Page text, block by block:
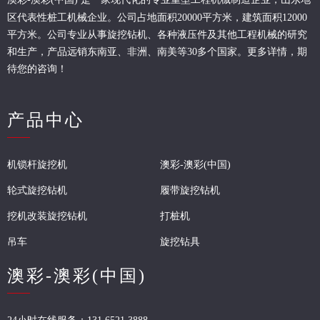
区代表性桩工机械企业。 公司占地面积20000平方米，建筑面积12000
平方米。公司专业从事旋挖钻机、各种液压件及其他工程机械的研究
和生产，产品远销东南亚、非洲、南美等30多个国家。更多详情，期
待您的咨询！
产品中心
机锁杆旋挖机 澳彩-澳彩(中国)
轮式旋挖钻机 履带旋挖钻机
挖机改装旋挖钻机 打桩机
吊车 旋挖钻具
澳彩-澳彩(中国)